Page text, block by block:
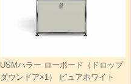
USMハラー ローボード（ドロップ
ダウンドア×1） ピュアホワイト